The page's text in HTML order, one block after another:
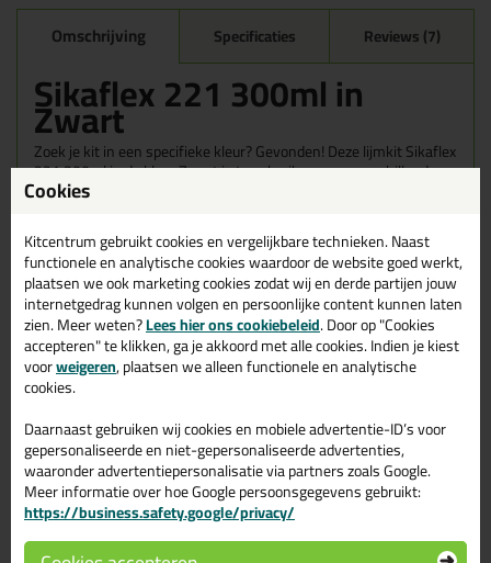
Omschrijving Specificaties Reviews (7)
Sikaflex 221 300ml in
Zwart
Zoek je kit in een specifieke kleur? Gevonden! Deze lijmkit Sikaflex
221 300ml in de kleur Zwart is te gebruiken voor verschillende
toepassingen. Een duurzame en veelzijdige kit welke makkelijk te
gegarandeerd een topresultaat. Bestel de Sikaflex 221 300ml in
kleur Zwart vandaag nog! Op voorraad en op werkdagen besteld =
morgen in huis.
Wil je meer weten over de toepassing en kenmerken van dit
product?Lees alles over dit product >
Gerelateerde producten
Cookies
Kitcentrum gebruikt cookies en vergelijkbare technieken. Naast
functionele en analytische cookies waardoor de website goed werkt,
plaatsen we ook marketing cookies zodat wij en derde partijen jouw
internetgedrag kunnen volgen en persoonlijke content kunnen laten
zien. Meer weten?Lees hier ons cookiebeleid. Door op "Cookies
accepteren" te klikken, ga je akkoord met alle cookies. Indien je kiest
voorweigeren, plaatsen we alleen functionele en analytische
cookies.
Daarnaast gebruiken wij cookies en mobiele advertentie-ID’s voor
gepersonaliseerde en niet-gepersonaliseerde advertenties,
waaronder advertentiepersonalisatie via partners zoals Google.
Meer informatie over hoe Google persoonsgegevens gebruikt:
https://business.safety.google/privacy/